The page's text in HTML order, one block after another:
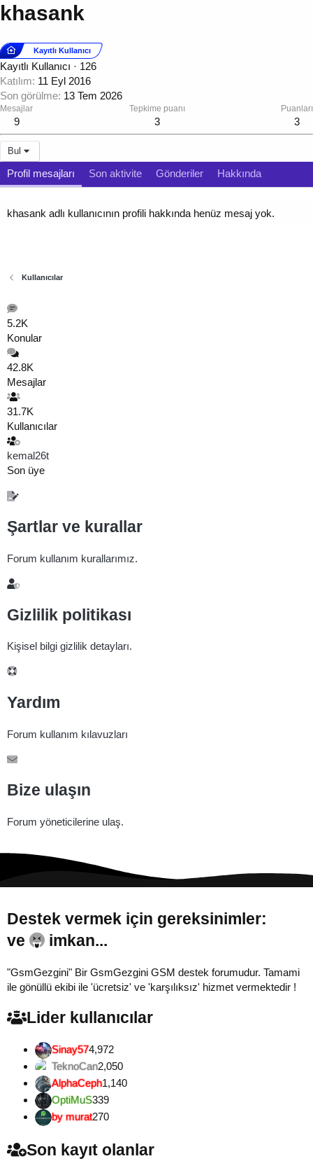
khasank
Kayıtlı Kullanıcı
Kayıtlı Kullanıcı · 126
Katılım 11 Eyl 2016
Son görülme 13 Tem 2026
Mesajlar
9
Tepkime puanı
3
Puanları
3
Bul
Profil mesajları Son aktivite Gönderiler Hakkında
khasank adlı kullanıcının profili hakkında henüz mesaj yok.
Kullanıcılar
5.2K
Konular
42.8K
Mesajlar
31.7K
Kullanıcılar
kemal26t
Son üye
Şartlar ve kurallar
Forum kullanım kurallarımız.
Gizlilik politikası
Kişisel bilgi gizlilik detayları.
Yardım
Forum kullanım kılavuzları
Bize ulaşın
Forum yöneticilerine ulaş.
Destek vermek için gereksinimler:
ve
imkan...
"GsmGezgini" Bir GsmGezgini GSM destek forumudur. Tamami
ile gönüllü ekibi ile 'ücretsiz' ve 'karşılıksız' hizmet vermektedir !
Lider kullanıcılar
Sinay574,972
TeknoCan2,050
AlphaCeph1,140
OptiMuS339
by murat270
Son kayıt olanlar